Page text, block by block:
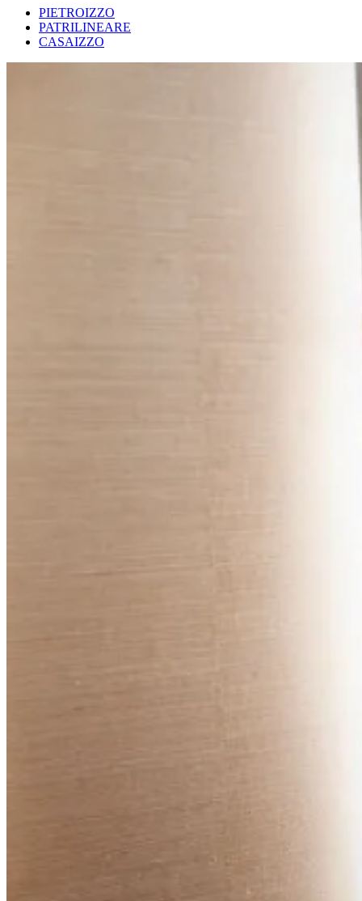
PIETROIZZO
PATRILINEARE
CASAIZZO